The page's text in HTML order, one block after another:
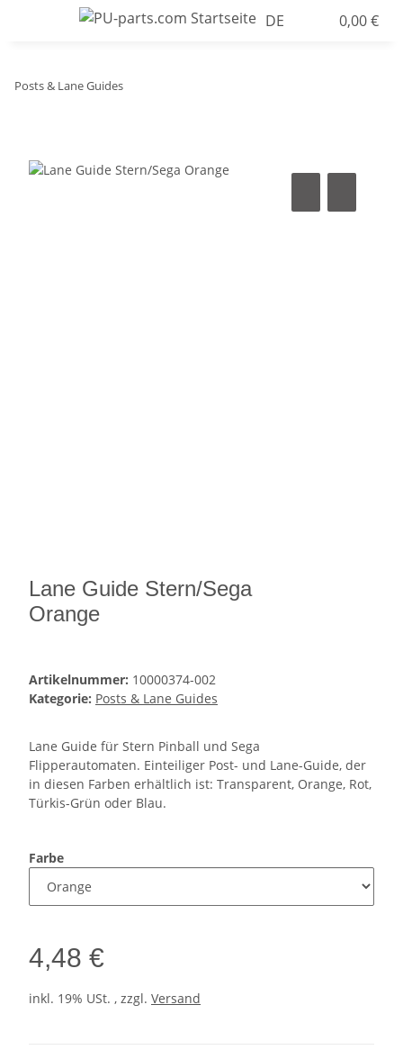
DE 0,00 €
Posts & Lane Guides
Lane Guide Stern/Sega
Orange
Artikelnummer: 10000374-002
Kategorie: Posts & Lane Guides
Lane Guide für Stern Pinball und Sega
Flipperautomaten. Einteiliger Post- und Lane-Guide, der
in diesen Farben erhältlich ist: Transparent, Orange, Rot,
Türkis-Grün oder Blau.
Farbe
4,48 €
inkl. 19% USt. , zzgl. Versand